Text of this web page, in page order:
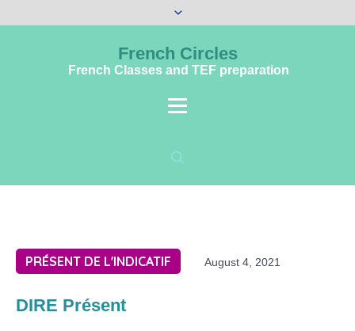
French Circles
French Classes and TEF preparation
PRÉSENT DE L'INDICATIF August 4, 2021
DIRE Présent